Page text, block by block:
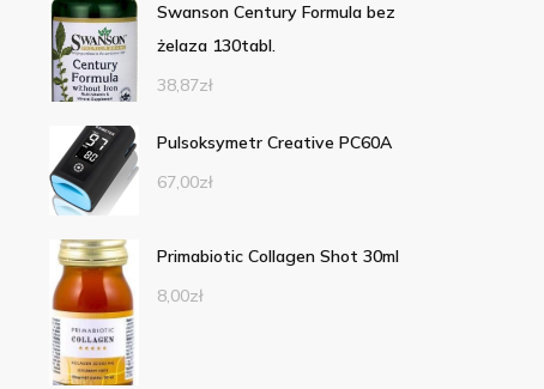
Swanson Century Formula bez
żelaza 130tabl.
38,87zł
Pulsoksymetr Creative PC60A
67,00zł
Primabiotic Collagen Shot 30ml
8,00zł